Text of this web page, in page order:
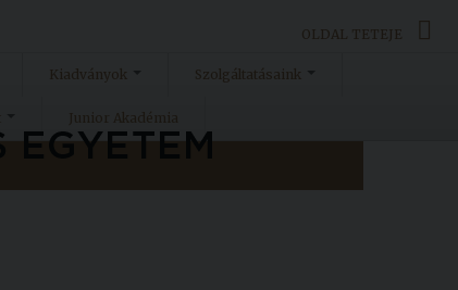
Kiadványok Szolgáltatásaink
Junior Akadémia
OLDAL TETEJE